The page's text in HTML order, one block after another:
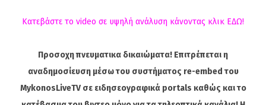
Κατεβάστε το video σε υψηλή ανάλυση κάνοντας κλικ ΕΔΩ!
Προσοχη πνευματικα δικαιώματα! Επιτρέπεται η
αναδημοσίευση μέσω του συστήματος re-embed του
MykonosLiveTV σε ειδησεογραφικά portals καθώς και το